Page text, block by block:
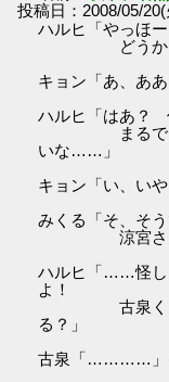
投稿日：2008/05/
ハルヒ「やっほ
どうかし
キョン「あ、あ
ハルヒ「はあ？
まるで、も
いな……」
キョン「い、い
みくる「そ、そ
涼宮さん、
ハルヒ「……怪し
よ！
古泉くん、
る？」
古泉「…………」(